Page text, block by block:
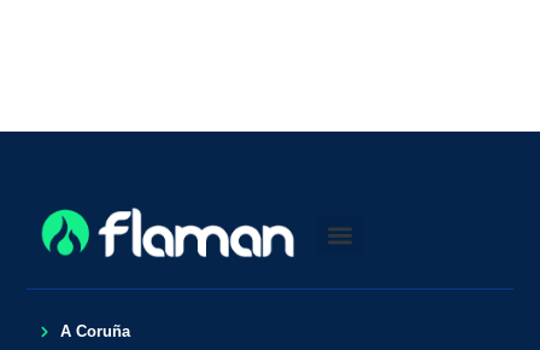
A Coruña